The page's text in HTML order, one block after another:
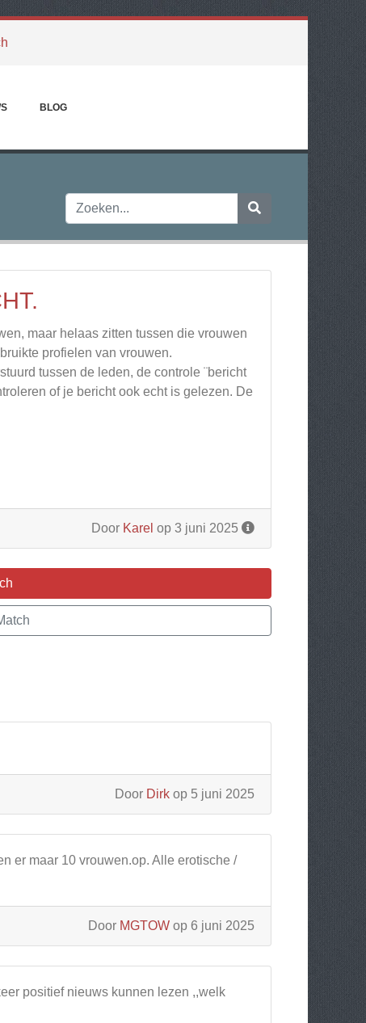
BLOG
maar helaas zitten tussen die vrouwen
profielen van vrouwen.
tussen de leden, de controle ¨bericht
of je bericht ook echt is gelezen. De
Door Karel op 3 juni 2025
Door Dirk op 5 juni 2025
er maar 10 vrouwen.op. Alle erotische /
Door MGTOW op 6 juni 2025
positief nieuws kunnen lezen ,,welk